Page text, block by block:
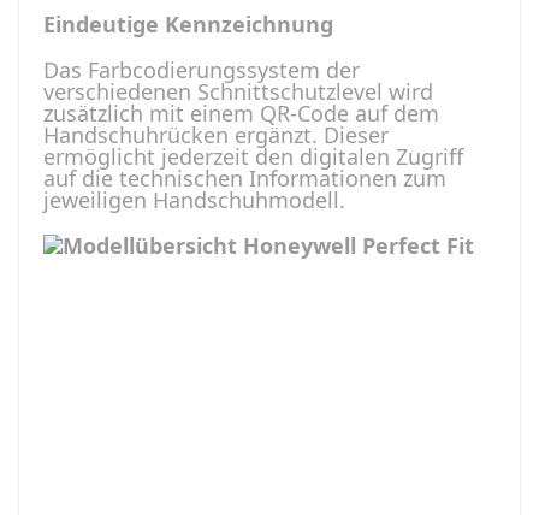
Eindeutige Kennzeichnung
Das Farbcodierungssystem der
verschiedenen Schnittschutzlevel wird
zusätzlich mit einem QR-Code auf dem
Handschuhrücken ergänzt. Dieser
ermöglicht jederzeit den digitalen Zugriff
auf die technischen Informationen zum
jeweiligen Handschuhmodell.